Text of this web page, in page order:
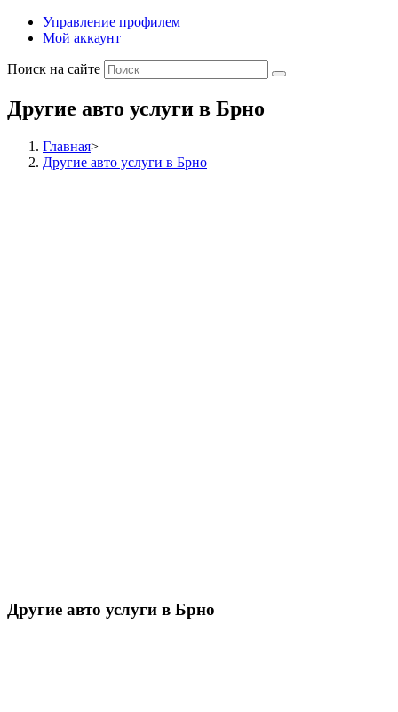
Управление профилем
Мой аккаунт
Поиск на сайте
Другие авто услуги в Брно
Главная>
Другие авто услуги в Брно
Другие авто услуги в Брно